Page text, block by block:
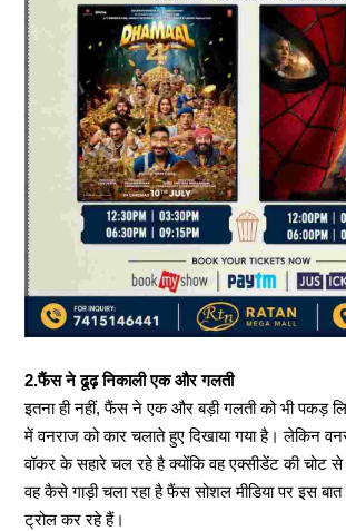
2.फैंस ने ढूढ़ निकाली एक और गलती
इतना ही नहीं, फैंस ने एक और बड़ी गलती को भी पकड़
में ​​वनराज को कार चलाते हुए दिखाया गया है। लेकिन
वॉकर के सहारे चल रहे है क्योंकि वह एक्सीडेंट की चोट
वह कैसे गाड़ी चला रहा है फैंस सोशल मीडिया पर इस
ट्रोल कर रहे हैं।